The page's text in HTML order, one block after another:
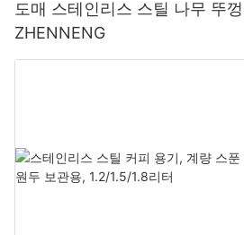
도매 스테인리스 스틸 나무 뚜
ZHENNENG